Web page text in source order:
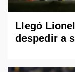
Llegó
despedir a